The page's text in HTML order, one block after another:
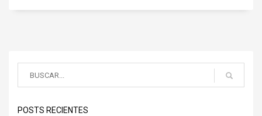
POSTS RECIENTES